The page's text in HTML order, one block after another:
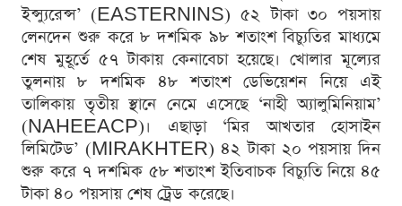
ইন্স্যুরেন্স’ (EASTERNINS) ৫২ টাকা ৩০ পয়সায়
লেনদেন শুরু করে ৮ দশমিক ৯৮ শতাংশ বিচ্যুতির মাধ্যমে
শেষ মুহূর্তে ৫৭ টাকায় কেনাবেচা হয়েছে। খোলার মূল্যের
তুলনায় ৮ দশমিক ৪৮ শতাংশ ডেভিয়েশন নিয়ে এই
তালিকায় তৃতীয় স্থানে নেমে এসেছে ‘নাহী অ্যালুমিনিয়াম’
(NAHEEACP)। এছাড়া ‘মির আখতার হোসাইন
লিমিটেড’ (MIRAKHTER) ৪২ টাকা ২০ পয়সায় দিন
শুরু করে ৭ দশমিক ৫৮ শতাংশ ইতিবাচক বিচ্যুতি নিয়ে ৪৫
টাকা ৪০ পয়সায় শেষ ট্রেড করেছে।